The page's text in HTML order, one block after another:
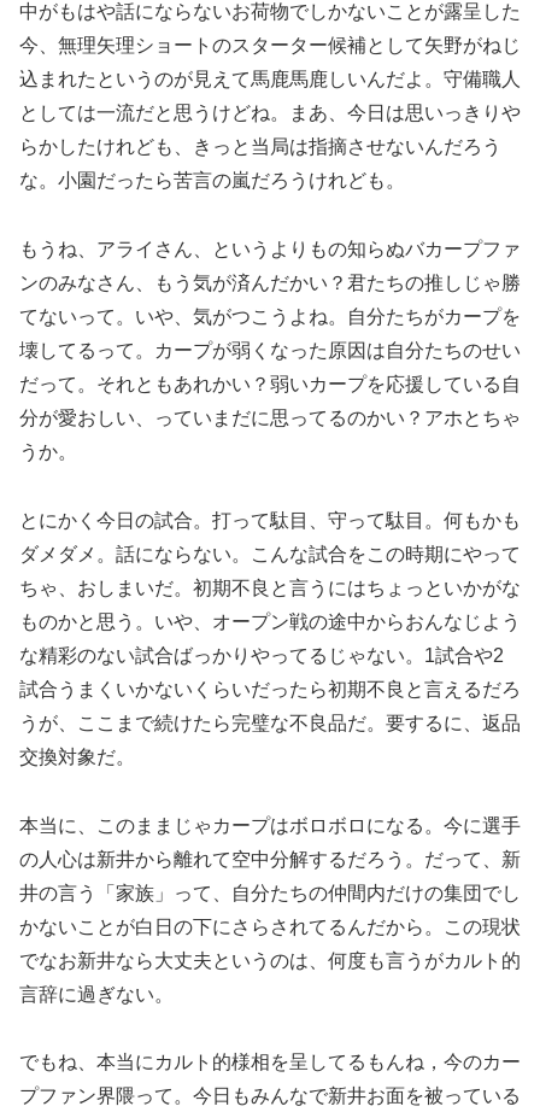
中がもはや話にならないお荷物でしかないことが露呈した
今、無理矢理ショートのスターター候補として矢野がねじ
込まれたというのが見えて馬鹿馬鹿しいんだよ。守備職人
としては一流だと思うけどね。まあ、今日は思いっきりや
らかしたけれども、きっと当局は指摘させないんだろう
な。小園だったら苦言の嵐だろうけれども。
もうね、アライさん、というよりもの知らぬバカープファ
ンのみなさん、もう気が済んだかい？君たちの推しじゃ勝
てないって。いや、気がつこうよね。自分たちがカープを
壊してるって。カープが弱くなった原因は自分たちのせい
だって。それともあれかい？弱いカープを応援している自
分が愛おしい、っていまだに思ってるのかい？アホとちゃ
うか。
とにかく今日の試合。打って駄目、守って駄目。何もかも
ダメダメ。話にならない。こんな試合をこの時期にやって
ちゃ、おしまいだ。初期不良と言うにはちょっといかがな
ものかと思う。いや、オープン戦の途中からおんなじよう
な精彩のない試合ばっかりやってるじゃない。1試合や2
試合うまくいかないくらいだったら初期不良と言えるだろ
うが、ここまで続けたら完璧な不良品だ。要するに、返品
交換対象だ。
本当に、このままじゃカープはボロボロになる。今に選手
の人心は新井から離れて空中分解するだろう。だって、新
井の言う「家族」って、自分たちの仲間内だけの集団でし
かないことが白日の下にさらされてるんだから。この現状
でなお新井なら大丈夫というのは、何度も言うがカルト的
言辞に過ぎない。
でもね、本当にカルト的様相を呈してるもんね，今のカー
プファン界隈って。今日もみんなで新井お面を被っている